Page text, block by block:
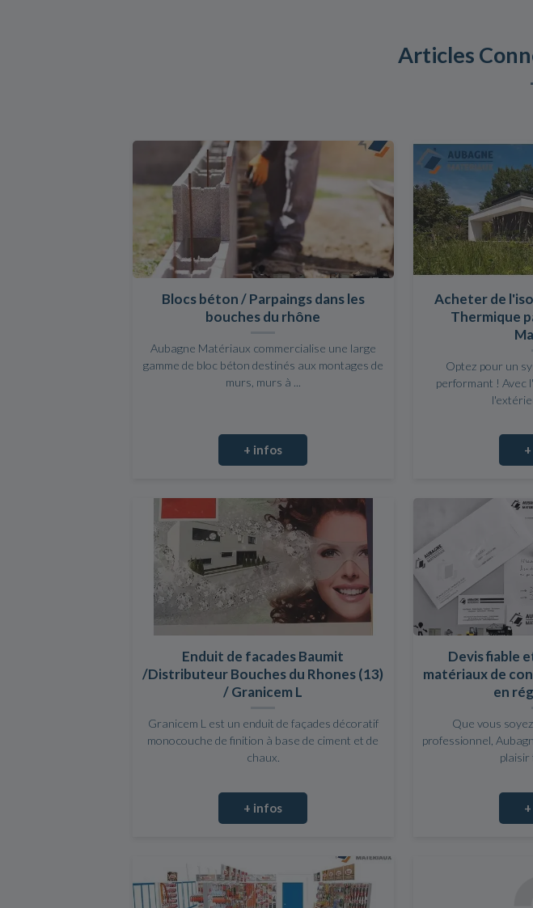
Articles
Blocs béton / Parpaings dans les
bouches du rhône
Aubagne Matériaux commercialise une large
gamme de bloc béton destinés aux montages de
murs, murs à ...
+ infos
Acheter de
Thermique
Optez pour un
performant ! Avec
Enduit de facades Baumit
/Distributeur Bouches du Rhones (13)
/ Granicem L
Granicem L est un enduit de façades décoratif
monocouche de finition à base de ciment et de
chaux.
+ infos
Devis fiable
matériaux de
en
Que vous
professionnel,
plaisir